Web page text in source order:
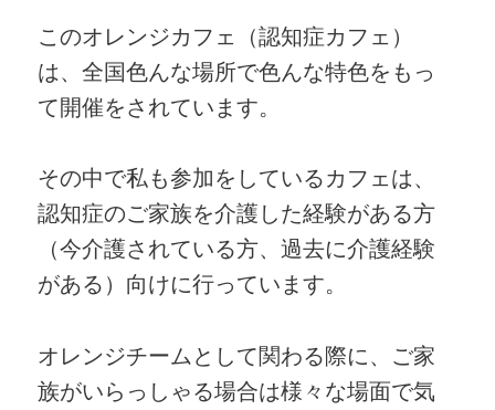
このオレンジカフェ（認知症カフェ）
は、全国色んな場所で色んな特色をもっ
て開催をされています。
その中で私も参加をしているカフェは、
認知症のご家族を介護した経験がある方
（今介護されている方、過去に介護経験
がある）向けに行っています。
オレンジチームとして関わる際に、ご家
族がいらっしゃる場合は様々な場面で気